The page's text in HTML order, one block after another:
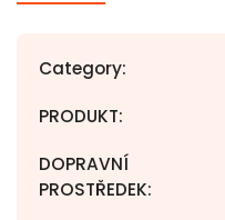
Category:
PRODUKT:
DOPRAVNÍ
PROSTŘEDEK: